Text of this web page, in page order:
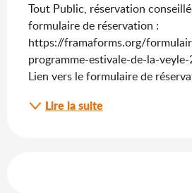
Tout Public, réservation
formulaire de réservation :
https://framaforms.org/
programme-estivale-de-la-
Lien vers le formulaire de
Lire la suite